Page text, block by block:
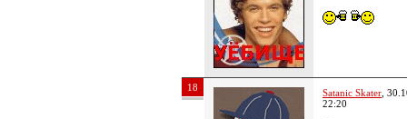
18 Satanic Skater ,
22:20